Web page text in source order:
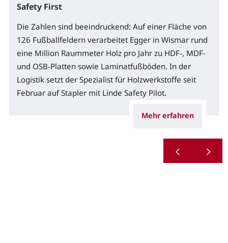
Safety First
Die Zahlen sind beeindruckend: Auf einer Fläche von
126 Fußballfeldern verarbeitet Egger in Wismar rund
eine Million Raummeter Holz pro Jahr zu HDF-, MDF-
und OSB-Platten sowie Laminatfußböden. In der
Logistik setzt der Spezialist für Holzwerkstoffe seit
Februar auf Stapler mit Linde Safety Pilot.
Mehr erfahren